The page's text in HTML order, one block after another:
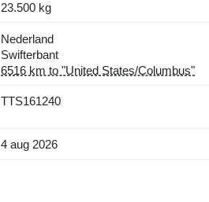
23.500 kg
Nederland
Swifterbant
6516 km to "United States/Columbus"
TTS161240
4 aug 2026